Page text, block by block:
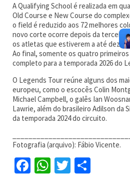
A Qualifying School é realizada em
Old Course e New Course do
o field é reduzido aos 72 melhores
novo corte ocorre depois da terceira
os atletas que estiverem a até dez
Ao final, somente os quatro
completo para a temporada 2026 do
O Legends Tour reúne alguns dos
europeu, como o escocês Colin
Michael Campbell, o galês Ian
Lawrie, além do brasileiro Adilson da
da temporada 2024 do circuito.
Fotografia (arquivo): Fábio Vicente.
Facebook
WhatsApp
Twitter